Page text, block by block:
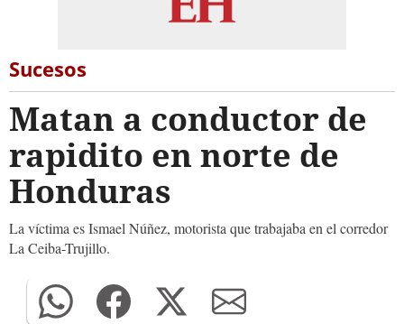
Sucesos
Matan a conductor de
rapidito en norte de
Honduras
La víctima es Ismael Núñez, motorista que trabajaba en el corredor
La Ceiba-Trujillo.